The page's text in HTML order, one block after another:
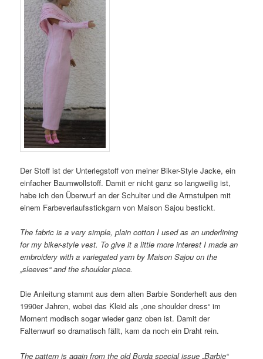
Der Stoff ist der Unterlegstoff von meiner Biker-Style Jacke, ein
einfacher Baumwollstoff. Damit er nicht ganz so langweilig ist,
habe ich den Überwurf an der Schulter und die Armstulpen mit
einem Farbeverlaufsstickgarn von Maison Sajou bestickt.
The fabric is a very simple, plain cotton I used as an underlining
for my biker-style vest. To give it a little more interest I made an
embroidery with a variegated yarn by Maison Sajou on the
„sleeves“ and the shoulder piece.
Die Anleitung stammt aus dem alten Barbie Sonderheft aus den
1990er Jahren, wobei das Kleid als „one shoulder dress“ im
Moment modisch sogar wieder ganz oben ist. Damit der
Faltenwurf so dramatisch fällt, kam da noch ein Draht rein.
The pattern is again from the old Burda special issue „Barbie“